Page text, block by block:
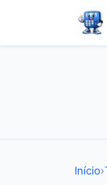
Início›